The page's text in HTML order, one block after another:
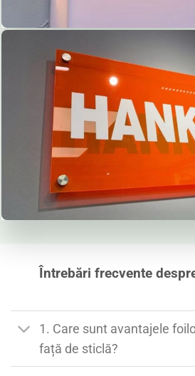
Întrebări frecvente
1. Care sunt avantajele
față de sticlă?